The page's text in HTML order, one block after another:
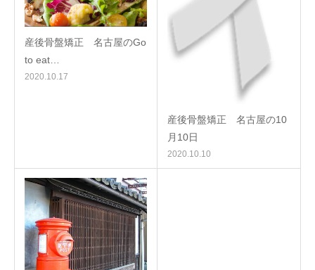
産後骨盤矯正 名古屋のGo
to eat…
2020.10.17
産後骨盤矯正 名古屋の10
月10日
2020.10.10